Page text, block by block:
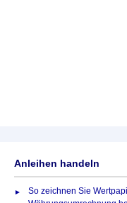
Anleihen handeln
So zeichnen Sie